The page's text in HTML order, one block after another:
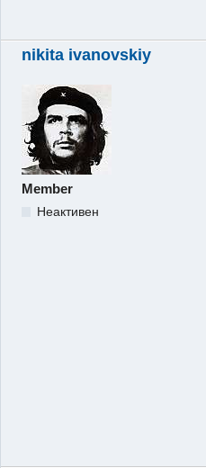
nikita ivanovskiy
Member
Неактивен